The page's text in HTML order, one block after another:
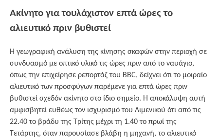
Ακίνητο για τουλάχιστον επτά ώρες το
αλιευτικό πριν βυθιστεί
Η γεωγραφική ανάλυση της κίνησης σκαφών στην περιοχή σε
συνδυασμό με οπτικό υλικό τις ώρες πριν από το ναυάγιο,
όπως την επιχείρησε ρεπορτάζ του BBC, δείχνει ότι το μοιραίο
αλιευτικό των προσφύγων παρέμενε για επτά ώρες πριν
βυθιστεί σχεδόν ακίνητο στο ίδιο σημείο. Η αποκάλυψη αυτή
αμφισβητεί ευθέως τον ισχυρισμό του Λιμενικού ότι από τις
22.40 το βράδυ της Τρίτης μέχρι τη 1.40 το πρωί της
Τετάρτης, όταν παρουσίασε βλάβη η μηχανή, το αλιευτικό